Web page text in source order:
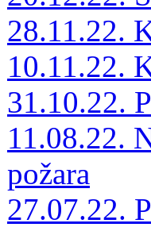
28.11.22.
10.11.22.
31.10.22.
11.08.22.
požara
27.07.22.